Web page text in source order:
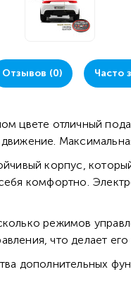
Отзывов (0) Часто
цвете отличный
корпус,
комфортно.
режимов
что делает
дополнительных